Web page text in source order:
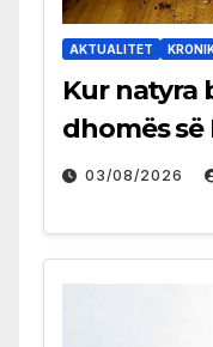
AKTUALITET
Kur natyra
dhomës së
03/08/2026